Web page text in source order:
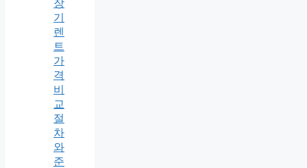
장
기
렌
트
가
격
비
교
절
차
와
준